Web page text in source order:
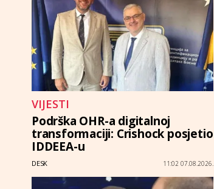
VIJESTI
Podrška OHR-a digitalnoj
transformaciji: Crishock posjetio
IDDEEA-u
DESK 11:02 07.08.2026.